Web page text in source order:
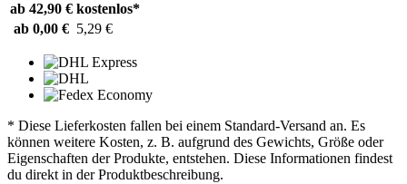
ab 42,90 € kostenlos*
ab 0,00 € 5,29 €
* Diese Lieferkosten fallen bei einem Standard-Versand an. Es
können weitere Kosten, z. B. aufgrund des Gewichts, Größe oder
Eigenschaften der Produkte, entstehen. Diese Informationen findest
du direkt in der Produktbeschreibung.